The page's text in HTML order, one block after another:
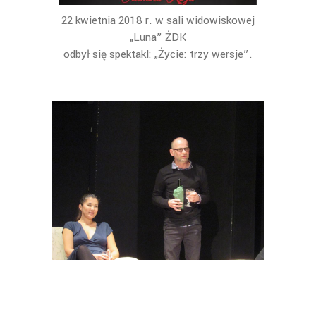
22 kwietnia 2018 r. w sali widowiskowej
„Luna” ŻDK
odbył się spektakl: „Życie: trzy wersje”.